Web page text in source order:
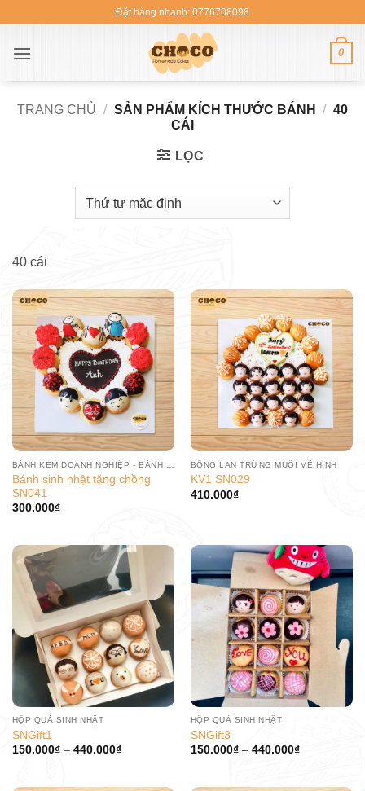
nội
Đặt hàng nhanh: 0776708098
0
TRANG CHỦ / SẢN PHẨM KÍCH THƯỚC BÁNH / 40
CÁI
LỌC
40 cái
Bánh sinh nhật tặng chồng
SN041
300.000₫
BÔNG LAN TRỨNG MUỐI VẼ HÌNH
KV1 SN029
410.000₫
HỘP QUÀ SINH NHẬT
SNGift1
150.000₫– 440.000₫
HỘP QUÀ SINH NHẬT
SNGift3
150.000₫– 440.000₫